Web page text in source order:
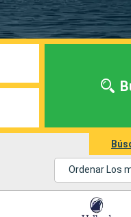
Ordenar Los